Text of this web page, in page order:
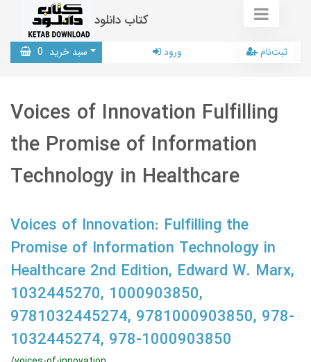
کتاب دانلود
سبد خرید 0 ورود ثبت‌نام
Voices of Innovation Fulfilling
the Promise of Information
Technology in Healthcare
Voices of Innovation: Fulfilling the
Promise of Information Technology in
Healthcare 2nd Edition, Edward W. Marx,
1032445270, 1000903850,
9781032445274, 9781000903850, 978-
1032445274, 978-1000903850